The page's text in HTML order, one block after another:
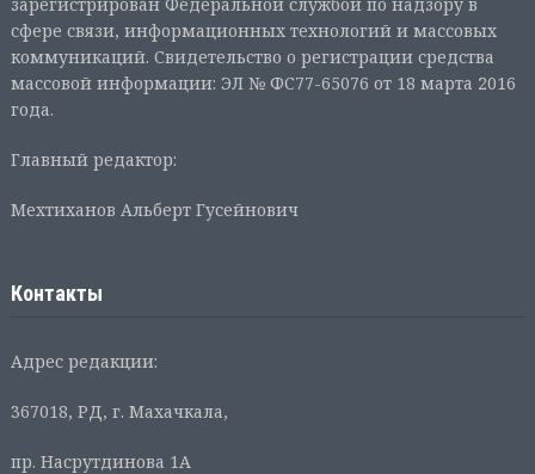
сфере связи, информационных технологий и массовых
коммуникаций. Свидетельство о регистрации средства
массовой информации: ЭЛ № ФС77-65076 от 18 марта 2016
года.
Главный редактор:
Мехтиханов Альберт Гусейнович
Контакты
Адрес редакции:
367018, РД, г. Махачкала,
пр. Насрутдинова 1А